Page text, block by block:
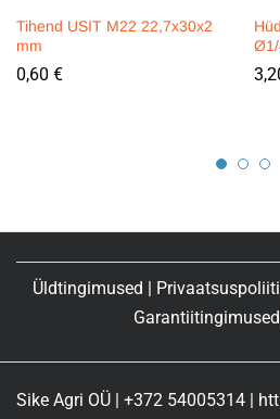
Tihend USIT M22 22,7x30x2
mm
0,60 €
Ø1/
Üldtingimused
Garantiitingimused
Sike Agri OÜ | +372 54005314 |